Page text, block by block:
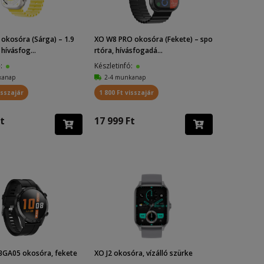
okosóra (Sárga) – 1.9
hívásfog...
XO W8 PRO okosóra (Fekete) – spo
rtóra, hívásfogadá...
Készletinfó:
2-4 munkanap
1 800 Ft visszajár
17 999 Ft
okosóra, fekete XO J2 okosóra, vízálló szürke